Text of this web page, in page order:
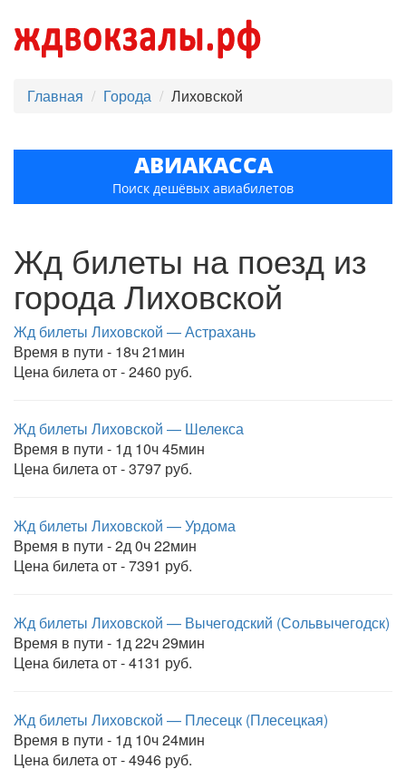
Главная Города Лиховской
АВИАКАССА
Поиск дешёвых авиабилетов
Жд билеты на поезд из
города Лиховской
Жд билеты Лиховской — Астрахань
Время в пути - 18ч 21мин
Цена билета от - 2460 руб.
Жд билеты Лиховской — Шелекса
Время в пути - 1д 10ч 45мин
Цена билета от - 3797 руб.
Жд билеты Лиховской — Урдома
Время в пути - 2д 0ч 22мин
Цена билета от - 7391 руб.
Жд билеты Лиховской — Вычегодский (Сольвычегодск)
Время в пути - 1д 22ч 29мин
Цена билета от - 4131 руб.
Жд билеты Лиховской — Плесецк (Плесецкая)
Время в пути - 1д 10ч 24мин
Цена билета от - 4946 руб.